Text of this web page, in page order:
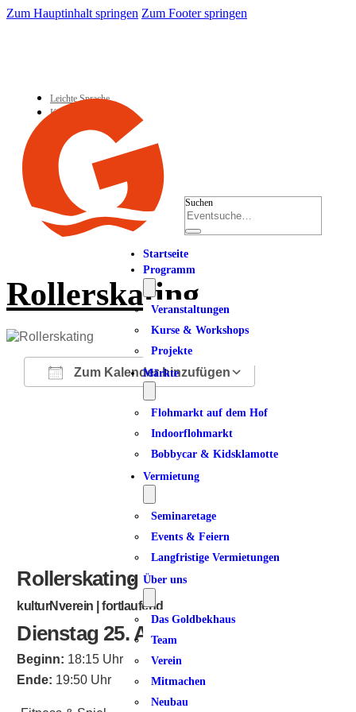
Zum Hauptinhalt springen Zum Footer springen
Leichte Sprache
Kontakt
Suchen
Startseite
Programm
Veranstaltungen
Kurse & Workshops
Projekte
Märkte
Flohmarkt auf dem Hof
Indoorflohmarkt
Bobbycar & Kidsklamotte
Vermietung
Seminaretage
Events & Feiern
Langfristige Vermietungen
Über uns
Das Goldbekhaus
Team
Verein
Mitmachen
Neubau
Rollerskating
Zum Kalender hinzufügen
ICS herunterladen
Google Kalender
iCalendarOffice 365Outlook Live
Rollerskating
kulturNverein | fortlaufend
Dienstag 25. August 2026
Beginn: 18:15 Uhr
Ende: 19:50 Uhr